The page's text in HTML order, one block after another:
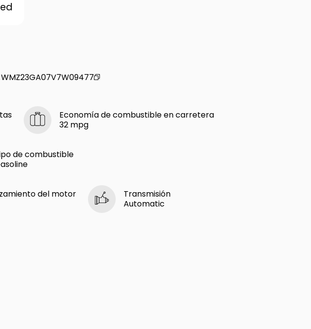
WMZ23GA07V7W09477
Economía de combustible en carretera
32 mpg
de combustible
del motor
Transmisión
Automatic